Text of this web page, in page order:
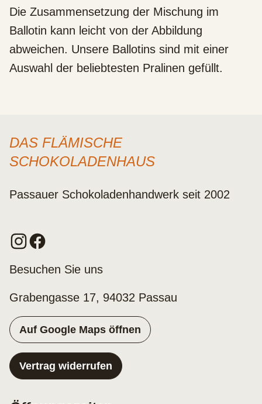
Die Zusammensetzung der Mischung im
Ballotin kann leicht von der Abbildung
abweichen. Unsere Ballotins sind mit einer
Auswahl der beliebtesten Pralinen gefüllt.
DAS FLÄMISCHE
SCHOKOLADENHAUS
Passauer Schokoladenhandwerk seit 2002
Besuchen Sie uns
Grabengasse 17, 94032 Passau
Auf Google Maps öffnen
Vertrag widerrufen